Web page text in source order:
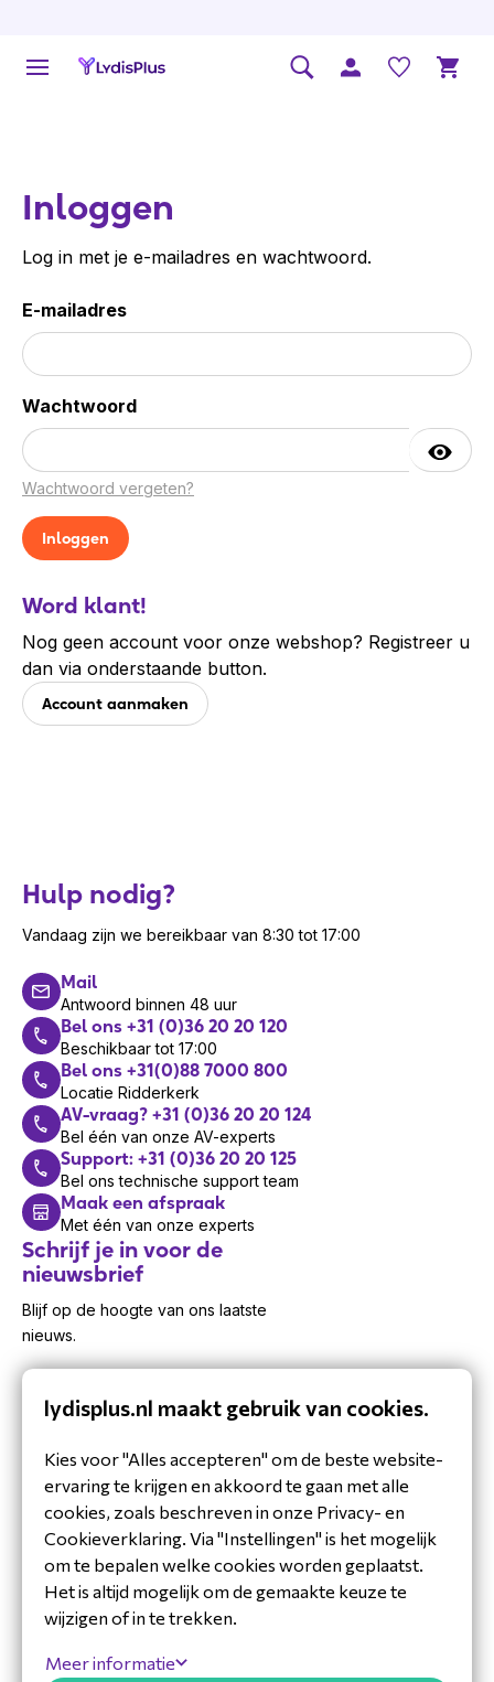
Inloggen
Log in met je e-mailadres en wachtwoord.
E-mailadres
Wachtwoord
Wachtwoord vergeten?
Word klant!
Nog geen account voor onze webshop? Registreer u
dan via onderstaande button.
Account aanmaken
Hulp nodig?
Vandaag zijn we bereikbaar van 8:30 tot 17:00
Mail
Antwoord binnen 48 uur
Bel ons +31 (0)36 20 20 120
Beschikbaar tot 17:00
Bel ons +31(0)88 7000 800
Locatie Ridderkerk
AV-vraag? +31 (0)36 20 20 124
Bel één van onze AV-experts
Support: +31 (0)36 20 20 125
Bel ons technische support team
Maak een afspraak
Met één van onze experts
Schrijf je in voor de
nieuwsbrief
Blijf op de hoogte van ons laatste
nieuws.
30 jaar ervaring in de branche
Toegewijd Nederlands service- en
ondersteuningsteam
Specialistische distributeur
lydisplus.nl maakt gebruik van cookies.
Kies voor "Alles accepteren" om de beste website-
ervaring te krijgen en akkoord te gaan met alle
cookies, zoals beschreven in onze Privacy- en
Cookieverklaring. Via "Instellingen" is het mogelijk
om te bepalen welke cookies worden geplaatst.
Het is altijd mogelijk om de gemaakte keuze te
wijzigen of in te trekken.
Meer informatie